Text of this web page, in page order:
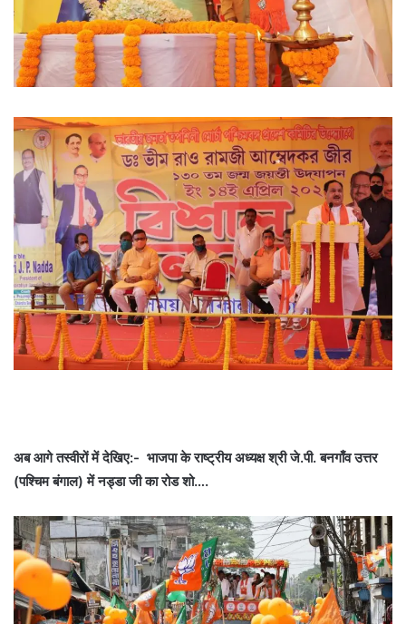
अब आगे तस्वीरों में देखिए:- भाजपा के राष्ट्रीय अध्यक्ष श्री जे.पी. बनगाँव उत्तर
(पश्चिम बंगाल) में नड्डा जी का रोड शो….